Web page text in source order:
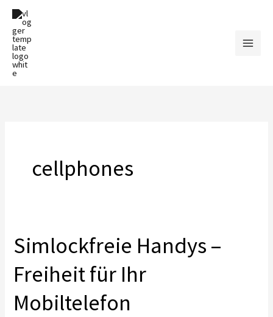
Zum
springen
cellphones
Simlockfreie Handys –
Freiheit für Ihr
Mobiltelefon